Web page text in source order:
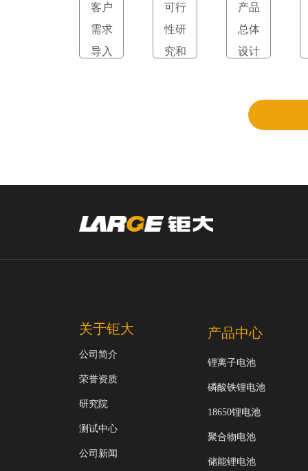
客户
需求
导入
可行
性研
究和
产品
总体
设计
关于钜大
公司简介
荣誉资质
研究院
测试中心
公司新闻
产品中心
锂离子电池
磷酸铁锂电池
18650锂电池
聚合物电池
储能锂电池